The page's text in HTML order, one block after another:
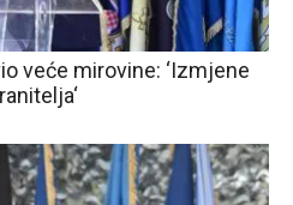
veće mirovine: ‘Izmjene